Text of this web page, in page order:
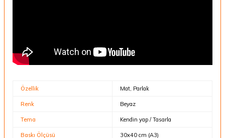
Özellik Mat, Parlak
Renk Beyaz
Tema Kendin yap / Tasarla
Baskı Ölçüsü 30x40 cm (A3)